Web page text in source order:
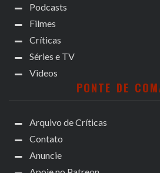
Podcasts
Filmes
Críticas
Séries e TV
Videos
PONTE DE
Arquivo de Críticas
Contato
Anuncie